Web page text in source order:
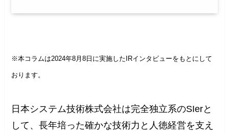
※本コラムは2024年8月8日に実施したIRインタビューをもとにして
おります。
日本システム技術株式会社は完全独立系のSIerと
して、長年培った確かな技術力と人徳経営を支え